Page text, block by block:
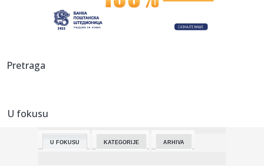
23:54:Uzbuna u Dortmundu: Naoružani Srbin pucao na policajca
23:15:
23:15:
Jevtić: U nedelju je za Srbe na KiM referendum - bira se
Pretraga
U fokusu
U FOKUSU KATEGORIJE ARHIVA